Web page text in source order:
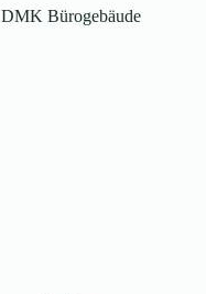
DMK Bürogebäude